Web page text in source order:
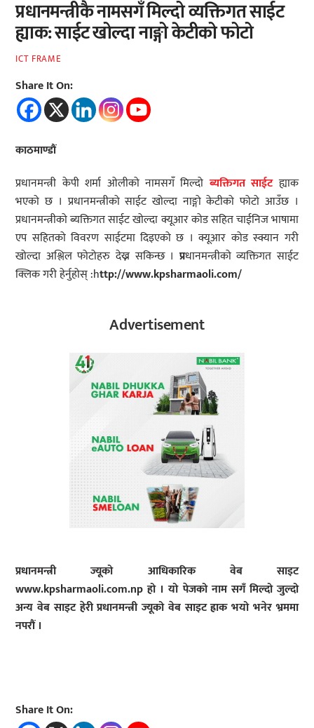
प्रधानमन्त्रीकै नामसगँ मिल्दो व्यक्तिगत साईट
ह्याक: साईट खोल्दा नाङ्गो केटीको फोटो
ICT FRAME
Share It On:
काठमाण्डौं
प्रधानमन्त्री केपी शर्मा ओलीको नामसगँ मिल्दोब्यक्तिगत साईटह्याक
भएको छ । प्रधानमन्त्रीको साईट खोल्दा नाङ्गो केटीको फोटो आउँछ ।
प्रधानमन्त्रीको ब्यक्तिगत साईट खोल्दा क्यूआर कोड सहित चाईनिज भाषामा
एप सहितको विवरण साईटमा दिइएको छ । क्यूआर कोड स्क्यान गरी
खोल्दा अश्लिल फोटोहरु देख्न सकिन्छ । प्रधानमन्त्रीको व्यक्तिगत साईट
क्लिक गरी हेर्नुहोस् :http://www.kpsharmaoli.com/
Advertisement
प्रधानमन्त्री ज्यूको आधिकारिक वेब साइट
www.kpsharmaoli.com.np हो । यो पेजको नाम सगँ मिल्दो जुल्दो
अन्य वेब साइट हेरी प्रधानमन्त्री ज्यूको वेब साइट ह्राक भयो भनेर भ्रममा
नपरौं ।
Share It On: